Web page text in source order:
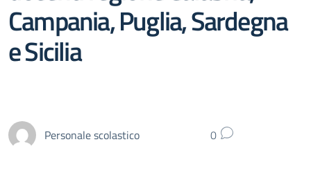
Campania, Puglia, Sardegna
e Sicilia
Personale scolastico 0